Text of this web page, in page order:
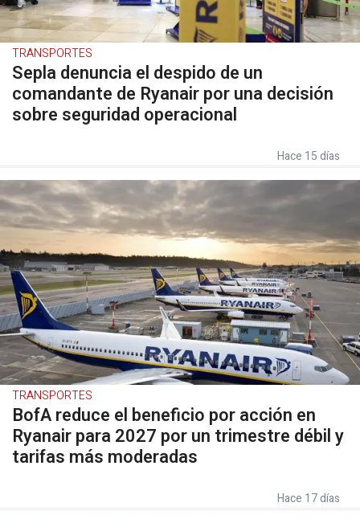
TRANSPORTES
Sepla denuncia el despido de un
comandante de Ryanair por una decisión
sobre seguridad operacional
Hace 15 días
TRANSPORTES
BofA reduce el beneficio por acción en
Ryanair para 2027 por un trimestre débil y
tarifas más moderadas
Hace 17 días